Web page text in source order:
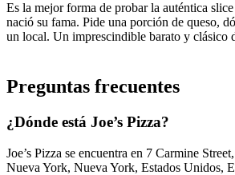
Es la mejor forma de probar la auténtica
nació su fama. Pide una porción de queso,
un local. Un imprescindible barato y clásico
Preguntas frecuentes
¿Dónde está Joe’s Pizza?
Joe’s Pizza se encuentra en 7 Carmine
Nueva York, Nueva York, Estados Unidos,